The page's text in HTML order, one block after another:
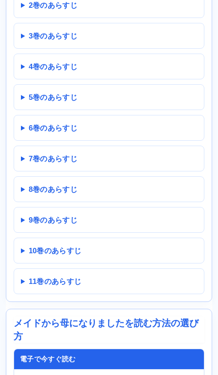
2巻のあらすじ
3巻のあらすじ
4巻のあらすじ
5巻のあらすじ
6巻のあらすじ
7巻のあらすじ
8巻のあらすじ
9巻のあらすじ
10巻のあらすじ
11巻のあらすじ
メイドから母になりましたを読む方法の選び
方
電子で今すぐ読む